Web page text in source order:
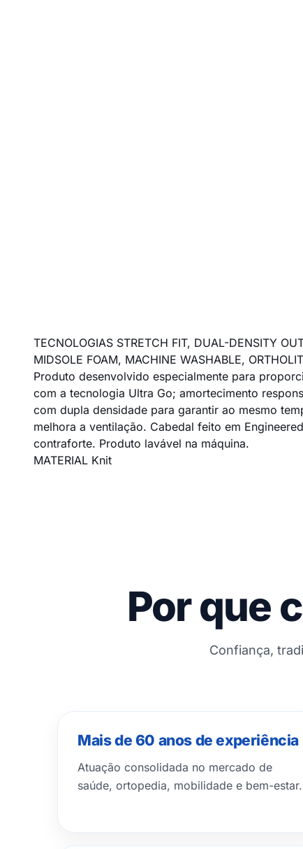
TECNOLOGIAS STRETCH FIT, DUAL-DENSITY
MIDSOLE FOAM, MACHINE WASHABLE,
Produto desenvolvido especialmente para
com a tecnologia Ultra Go; amortecimento
com dupla densidade para garantir ao mesmo
melhora a ventilação. Cabedal feito em
contraforte. Produto lavável na máquina.
MATERIAL Knit
Por que
Confiança,
Mais de 60 anos de experiência
Atuação consolidada no mercado de
saúde, ortopedia, mobilidade e bem-estar.